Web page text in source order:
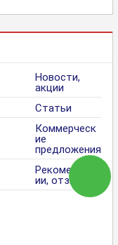
Новости,
акции
Статьи
Коммерческ
ие
предложения
Рекомендац
ии, отзывы